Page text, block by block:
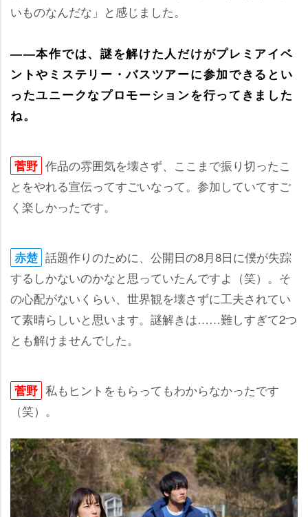
いものなんだな」と感じました。
――本作では、謎を解けた人だけがプレミアイベ
ントやミステリー・バスツアーに参加できるとい
ったユニークなプロモーションを行ってきました
ね。
菅野 作品の雰囲気を壊さず、ここまで振り切ったこ
とをやれる宣伝ってすごいなって。参加していてすご
く楽しかったです。
赤楚 話題作りのために、公開日の8月8日に僕が失踪
するしかないのかなと思っていたんですよ（笑）。そ
の心配がないくらい、世界観を壊さずに工夫されてい
て素晴らしいと思います。謎解きは……難しすぎて2つ
とも解けませんでした。
菅野 私もヒントをもらってもわからなかったです
（笑）。